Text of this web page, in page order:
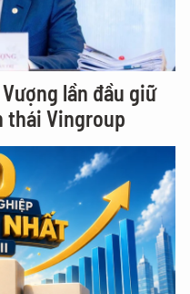
lần đầu giữ
thái Vingroup